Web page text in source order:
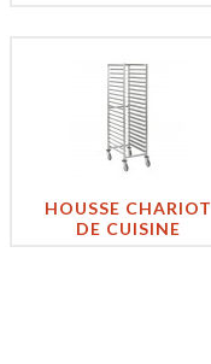
HOUSSE CHARIOT
DE CUISINE